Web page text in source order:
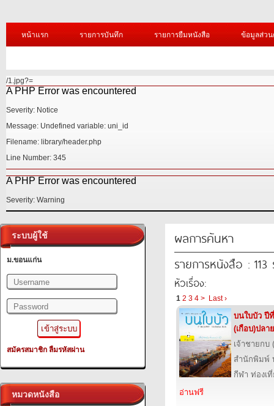
หน้าแรก รายการบันทึก รายการยืมหนังสือ ข้อมูลส่ว
/1.jpg?=
A PHP Error was encountered
Severity: Notice
Message: Undefined variable: uni_id
Filename: library/header.php
Line Number: 345
A PHP Error was encountered
Severity: Warning
ระบบผู้ใช้
ม.ขอนแก่น
สมัครสมาชิก ลืมรหัสผ่าน
หมวดหนังสือ
ผลการค้นหา
รายการหนังสือ : 113
หัวเรื่อง:
1 2 3 4 > Last ›
บนใบบัว ปี
(เกือบ)ปล
เจ้าชายกบ
สำนักพิมพ์
กีฬา ท่องเ
อ่านฟรี